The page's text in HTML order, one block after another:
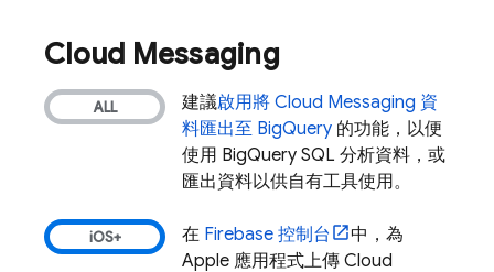
Cloud Messaging
建議啟用將 Cloud Messaging 資
料匯出至 BigQuery 的功能，以便
使用 BigQuery SQL 分析資料，或
匯出資料以供自有工具使用。
在 Firebase 控制台
中，為
Apple 應用程式上傳 Cloud